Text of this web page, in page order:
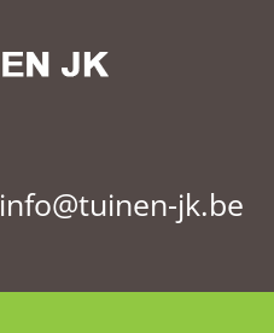
info@tuinen-jk.be